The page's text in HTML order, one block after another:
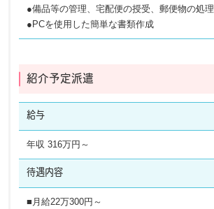
●備品等の管理、宅配便の授受、郵便物の処理
●PCを使用した簡単な書類作成
紹介予定派遣
給与
年収 316万円～
待遇内容
■月給22万300円～